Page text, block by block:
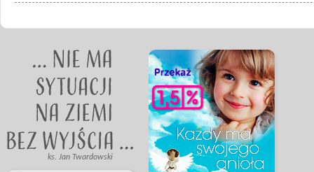
ks. Jan Twardowski